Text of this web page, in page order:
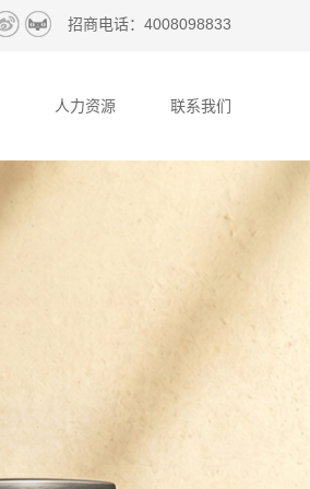
招商电话： 4008098833
人力资源 联系我们